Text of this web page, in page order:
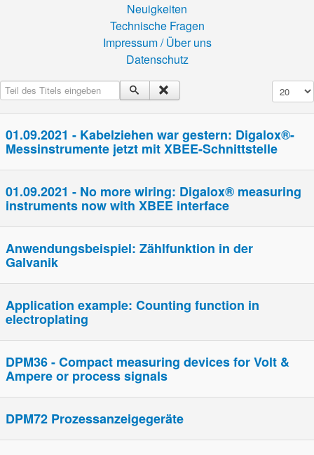
Neuigkeiten
Technische Fragen
Impressum / Über uns
Datenschutz
Teil des Titels eingeben Anzeige #
01.09.2021 - Kabelziehen war gestern: Digalox®-
Messinstrumente jetzt mit XBEE-Schnittstelle
01.09.2021 - No more wiring: Digalox® measuring
instruments now with XBEE interface
Anwendungsbeispiel: Zählfunktion in der
Galvanik
Application example: Counting function in
electroplating
DPM36 - Compact measuring devices for Volt &
Ampere or process signals
DPM72 Prozessanzeigegeräte